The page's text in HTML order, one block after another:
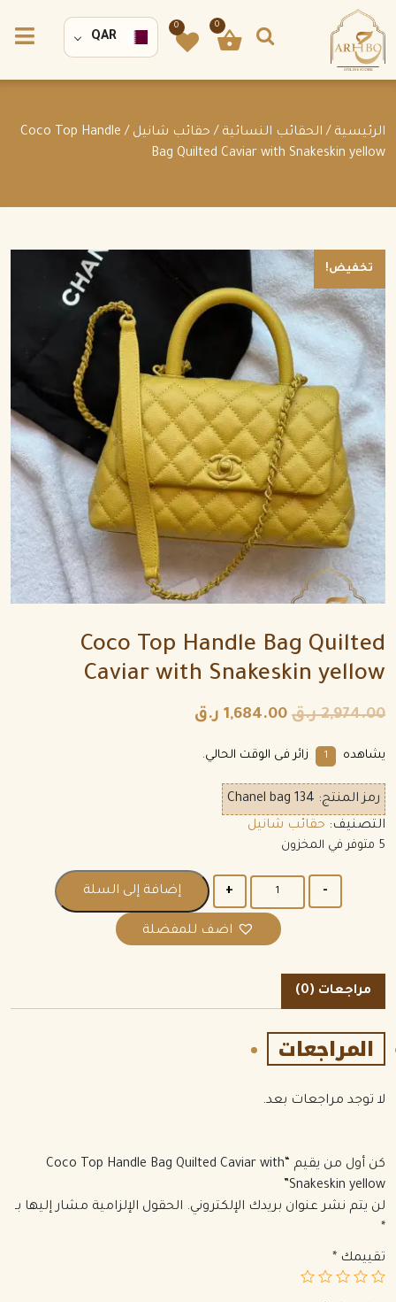
0
0
QAR
الرئيسية / الحقائب النسائية / حقائب شانيل
/ Coco Top Handle
Bag Quilted Caviar with Snakeskin yellow
تخفيض!
Coco Top Handle Bag Quilted
Caviar with Snakeskin yellow
2,974.00 ر.ق 1,684.00 ر.ق
يشاهده 8 زائر فى الوقت الحالي.
رمز المنتج: Chanel bag 134
التصنيف: حقائب شانيل
5 متوفر في المخزون
إضافة إلى السلة
اضف للمفضلة
مراجعات (0)
المراجعات
لا توجد مراجعات بعد.
كن أول من يقيم “Coco Top Handle Bag Quilted Caviar with
Snakeskin yellow”
لن يتم نشر عنوان بريدك الإلكتروني. الحقول الإلزامية مشار إليها بـ
*
تقييمك *